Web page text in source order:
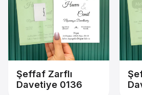
Şeffaf Zarflı
Davetiye 0136